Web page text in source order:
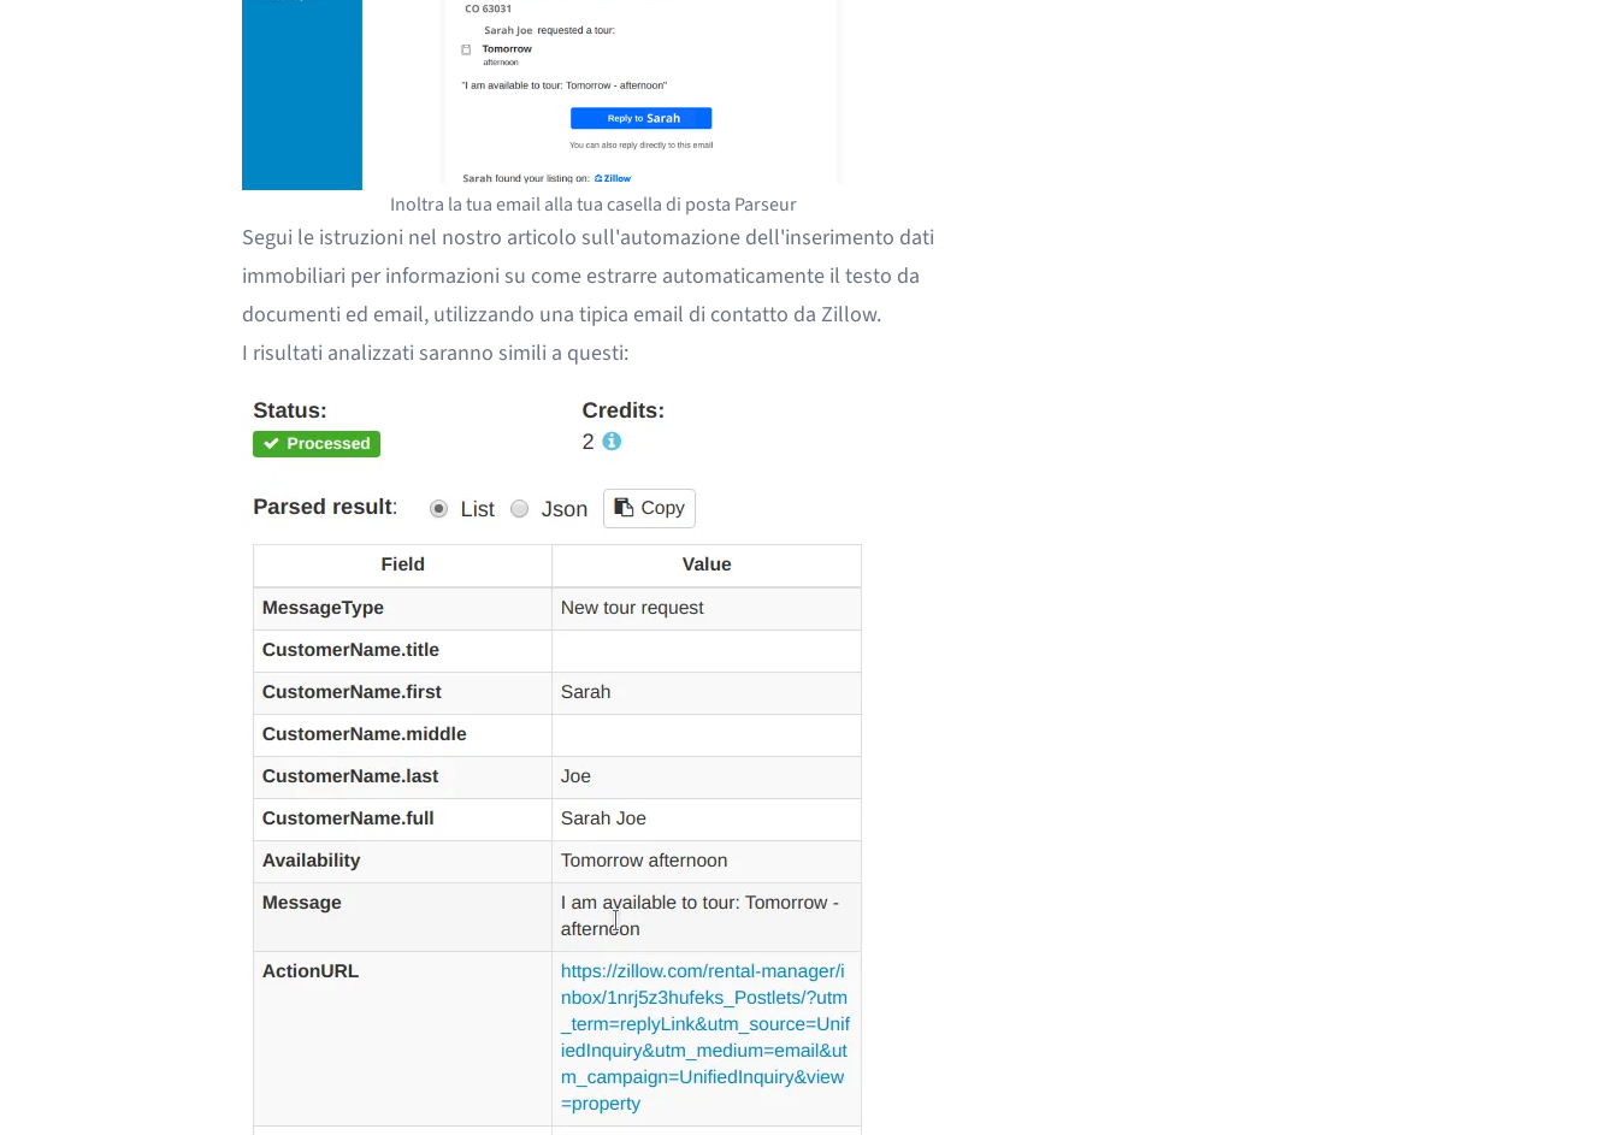
Inoltra la tua email alla tua casella di posta Parseur
Segui le istruzioni nel nostro articolo sull'automazione dell'inserimento dati
immobiliari per informazioni su come estrarre automaticamente il testo da
documenti ed email, utilizzando una tipica email di contatto da Zillow.
I risultati analizzati saranno simili a questi: